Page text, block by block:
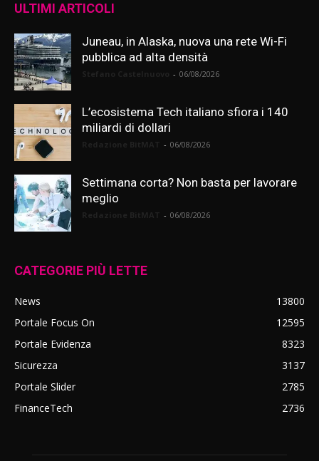
ULTIMI ARTICOLI
Juneau, in Alaska, nuova una rete Wi-Fi
pubblica ad alta densità
- 06/08/2026
L’ecosistema Tech italiano sfiora i 140
miliardi di dollari
- 06/08/2026
Settimana corta? Non basta per lavorare
meglio
- 06/08/2026
CATEGORIE PIÙ LETTE
News
13800
Portale Focus On
12595
Portale Evidenza
8323
Sicurezza
3137
Portale Slider
2785
FinanceTech
2736